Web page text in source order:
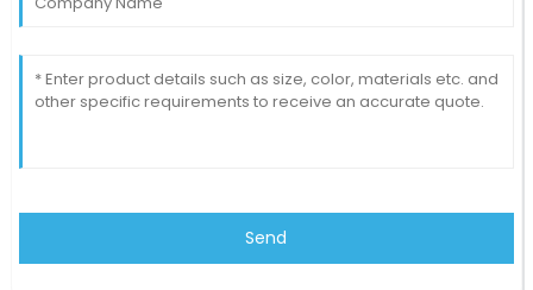
Send